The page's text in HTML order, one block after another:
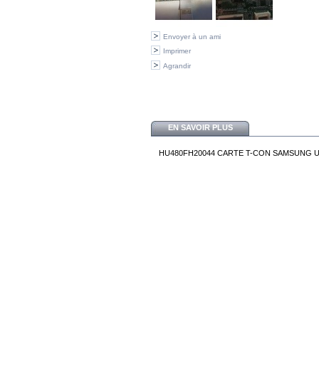
Envoyer à un ami
Imprimer
Agrandir
EN SAVOIR PLUS
HU480FH20044 CARTE T-CON SAMSUNG